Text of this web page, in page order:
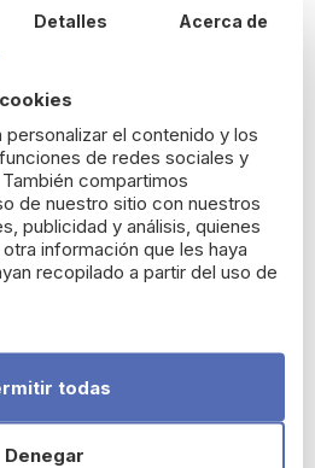
los 0 meses.
Testado
Hipoalergénico
14 días*
la piel limpia y seca de la zona
Annuus (Sunflower) Seed
Hydrogenated Castor Oil,
Behenyl Alcohol,
Detalles Acerca de
el contenido y los
de redes sociales y
compartimos
de nuestro sitio con nuestros
publicidad y análisis, quienes
información que les haya
recopilado a partir del uso de
Denegar
todas